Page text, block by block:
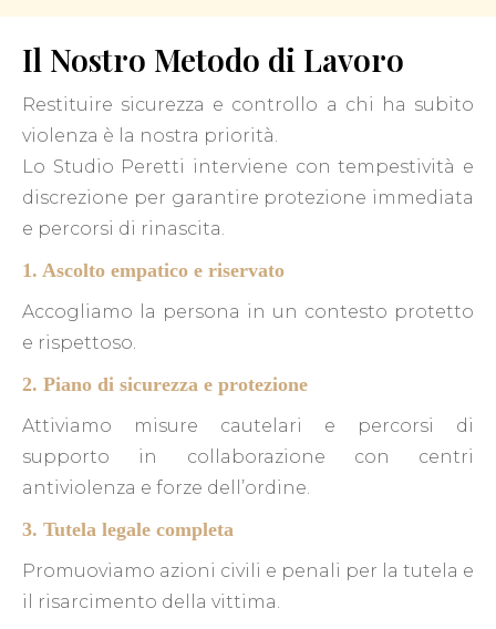
Il Nostro Metodo di Lavoro
Restituire sicurezza e controllo a chi ha subito
violenza è la nostra priorità.
Lo Studio Peretti interviene con tempestività e
discrezione per garantire protezione immediata
e percorsi di rinascita.
1. Ascolto empatico e riservato
Accogliamo la persona in un contesto protetto
e rispettoso.
2. Piano di sicurezza e protezione
Attiviamo misure cautelari e percorsi di
supporto in collaborazione con centri
antiviolenza e forze dell’ordine.
3. Tutela legale completa
Promuoviamo azioni civili e penali per la tutela e
il risarcimento della vittima.